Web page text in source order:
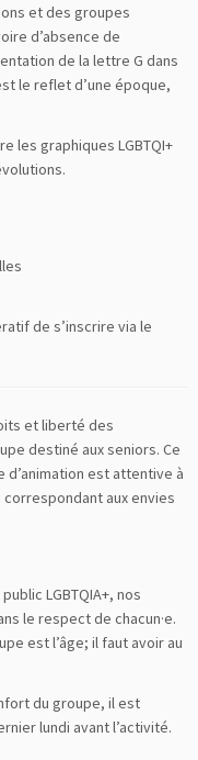
et des groupes
d’absence de
de la lettre G dans
le reflet d’une époque,
les graphiques LGBTQI+
de s’inscrire via le
et liberté des
destiné aux seniors. Ce
d’animation est attentive à
aux envies
LGBTQIA+, nos
le respect de chacun·e.
est l’âge; il faut avoir au
du groupe, il est
lundi avant l’activité.